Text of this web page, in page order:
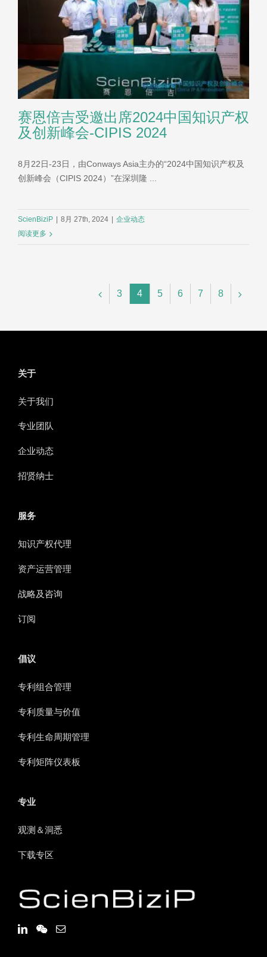
赛恩倍吉受邀出席2024中国知识产权
及创新峰会-CIPIS 2024
8月22日-23日，由Conways Asia主办的“2024中国知识产权及
创新峰会（CIPIS 2024）”在深圳隆 ...
ScienBiziP 8月 27th, 2024
企业动态
阅读更多
3 4 5 6 7 8
关于
关于我们
专业团队
企业动态
招贤纳士
服务
知识产权代理
资产运营管理
战略及咨询
订阅
倡议
专利组合管理
专利质量与价值
专利生命周期管理
专利矩阵仪表板
专业
观测＆洞悉
下载专区